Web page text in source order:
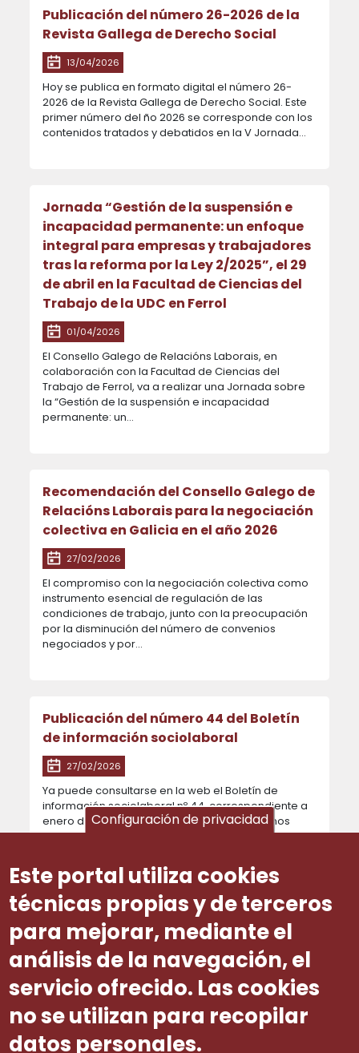
Publicación del número 26-2026 de la
Revista Gallega de Derecho Social
13/04/2026
Hoy se publica en formato digital el número 26-
2026 de la Revista Gallega de Derecho Social. Este
primer número del ño 2026 se corresponde con los
contenidos tratados y debatidos en la V Jornada...
Jornada “Gestión de la suspensión e
incapacidad permanente: un enfoque
integral para empresas y trabajadores
tras la reforma por la Ley 2/2025”, el 29
de abril en la Facultad de Ciencias del
Trabajo de la UDC en Ferrol
01/04/2026
El Consello Galego de Relacións Laborais, en
colaboración con la Facultad de Ciencias del
Trabajo de Ferrol, va a realizar una Jornada sobre
la “Gestión de la suspensión e incapacidad
permanente: un...
Recomendación del Consello Galego de
Relacións Laborais para la negociación
colectiva en Galicia en el año 2026
27/02/2026
El compromiso con la negociación colectiva como
instrumento esencial de regulación de las
condiciones de trabajo, junto con la preocupación
por la disminución del número de convenios
negociados y por...
Publicación del número 44 del Boletín
de información sociolaboral
27/02/2026
Ya puede consultarse en la web el Boletín de
información sociolaboral nº 44, correspondiente a
enero de 2026, en el que se ofrecen los últimos
datos disponibles en esa fecha. Se puede
Paginación
1 2 3 4 5 6 7 8 9 … ›
Configuración de privacidad
Este portal utiliza cookies
técnicas propias y de terceros
para mejorar, mediante el
análisis de la navegación, el
servicio ofrecido. Las cookies
no se utilizan para recopilar
datos personales.